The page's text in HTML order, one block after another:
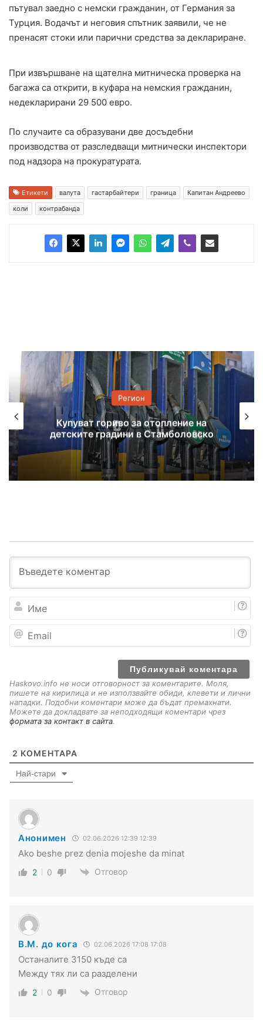
пътувал заедно с немски гражданин, от Германия за
Турция. Водачът и неговия спътник заявили, че не
пренасят стоки или парични средства за деклариране.
При извършване на щателна митническа проверка на
багажа са открити, в куфара на немския гражданин,
недекларирани 29 500 евро.
По случаите са образувани две досъдебни
производства от разследващи митнически инспектори
под надзора на прокуратурата.
Етикети валута гастарбайтери граница
Капитан Андреево
коли
контрабанда
Регион
Купуват гориво за отопление на
детските градини в Стамболовско
е
a
Haskovo.info не носи отговорност за коментарите. Моля,
пишете на кирилица и не използвайте обиди, клевети и лични
нападки. Подобни коментари може да бъдат премахнати.
Можете да докладвате за неподходящи коментари чрез
формата за контакт в сайта.
2 КОМЕНТАРА
Най-стари
Анонимен 02.06.2026 12:39 12:39
Ako beshe prez denia mojeshe da minat
2 0 Отговор
В.М. до кога 02.06.2026 17:08 17:08
Останалите 3150 къде са
Между тях ли са разделени
2 0 Отговор